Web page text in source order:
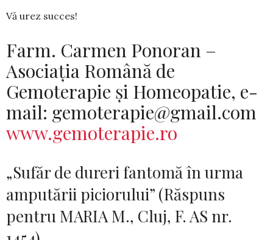
Vă urez succes!
Farm. Carmen Ponoran –
Asociația Română de
Gemoterapie și Homeopatie, e-
mail: gemoterapie@gmail.com
www.gemoterapie.ro
„Sufăr de dureri fantomă în urma
amputării piciorului” (Răspuns
pentru MARIA M., Cluj, F. AS nr.